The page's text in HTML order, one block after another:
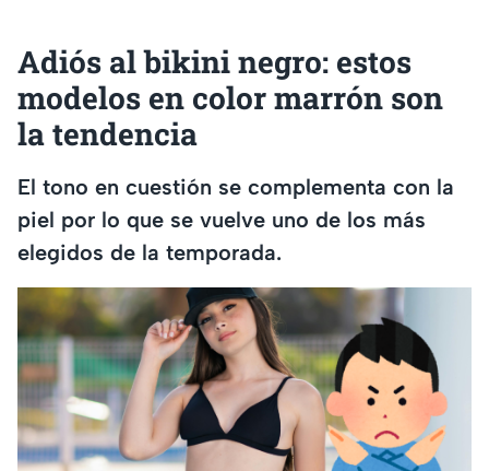
Adiós al bikini negro: estos
modelos en color marrón son
la tendencia
El tono en cuestión se complementa con la
piel por lo que se vuelve uno de los más
elegidos de la temporada.